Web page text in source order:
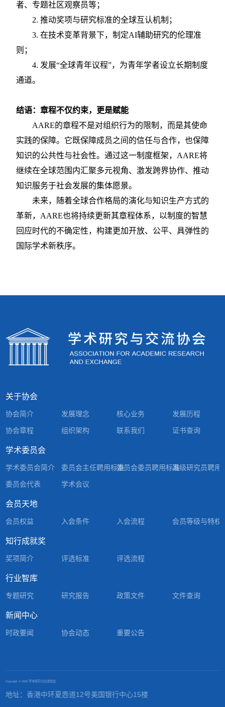
者、专题社区观察员等；
2. 推动奖项与研究标准的全球互认机制；
3. 在技术变革背景下，制定AI辅助研究的伦理准
则；
4. 发展“全球青年议程”，为青年学者设立长期制度
通道。
结语：章程不仅约束，更是赋能
AARE的章程不是对组织行为的限制，而是其使命
实践的保障。它既保障成员之间的信任与合作，也保障
知识的公共性与社会性。通过这一制度框架，AARE将
继续在全球范围内汇聚多元视角、激发跨界协作、推动
知识服务于社会发展的集体愿景。
未来，随着全球合作格局的演化与知识生产方式的
革新， AARE也将持续更新其章程体系，以制度的智慧
回应时代的不确定性，构建更加开放、公平、具弹性的
国际学术新秩序。
关于协会
协会简介 发展理念 核心业务 发展历程
协会章程 组织架构 联系我们 证书查询
学术委员会
学术委员会简介 委员会主任聘用标准委员会委员聘用标准高级研究员聘用
委员会代表 学术会议
会员天地
会员权益 入会条件 入会流程 会员等级与特权
知行成就奖
奖项简介 评选标准 评选流程
行业智库
专题研究 研究报告 政策文件 文件查询
新闻中心
时政要闻 协会动态 重要公告
Copyright ©2026 学术研究与交流协会
地址：香港中环夏悫道12号美国银行中心15楼